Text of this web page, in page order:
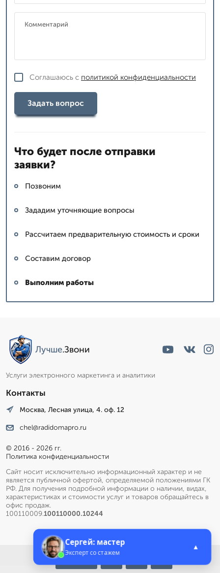
Соглашаюсь с политикой конфиденциальности
Задать вопрос
Что будет после отправки
заявки?
Позвоним
Зададим уточняющие вопросы
Рассчитаем предварительную стоимость и сроки
Составим договор
Выполним работы
Лучше.Звони
Услуги электронного маркетинга и аналитики
Контакты
Москва, Лесная улица, 4. оф. 12
chel@radidomapro.ru
© 2016 - 2026 гг.
Политика конфиденциальности
Сайт носит исключительно информационный характер и не
является публичной офертой, определяемой положениями ГК
РФ. Для получения подробной информации о наличии, видах,
характеристиках и стоимости услуг и товаров обращайтесь в
офис продаж.
100110009.100110000.10244
Меню
Сергей: мастер
Эксперт со стажем
▲